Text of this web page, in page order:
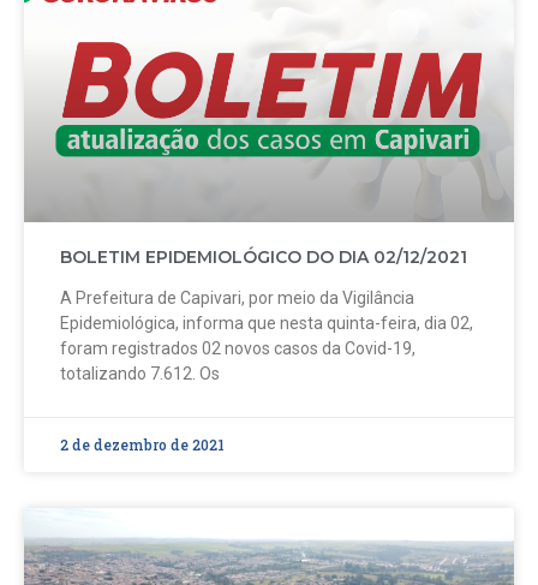
BOLETIM EPIDEMIOLÓGICO DO DIA 02/12/2021
A Prefeitura de Capivari, por meio da Vigilância
Epidemiológica, informa que nesta quinta-feira, dia 02,
foram registrados 02 novos casos da Covid-19,
totalizando 7.612. Os
2 de dezembro de 2021